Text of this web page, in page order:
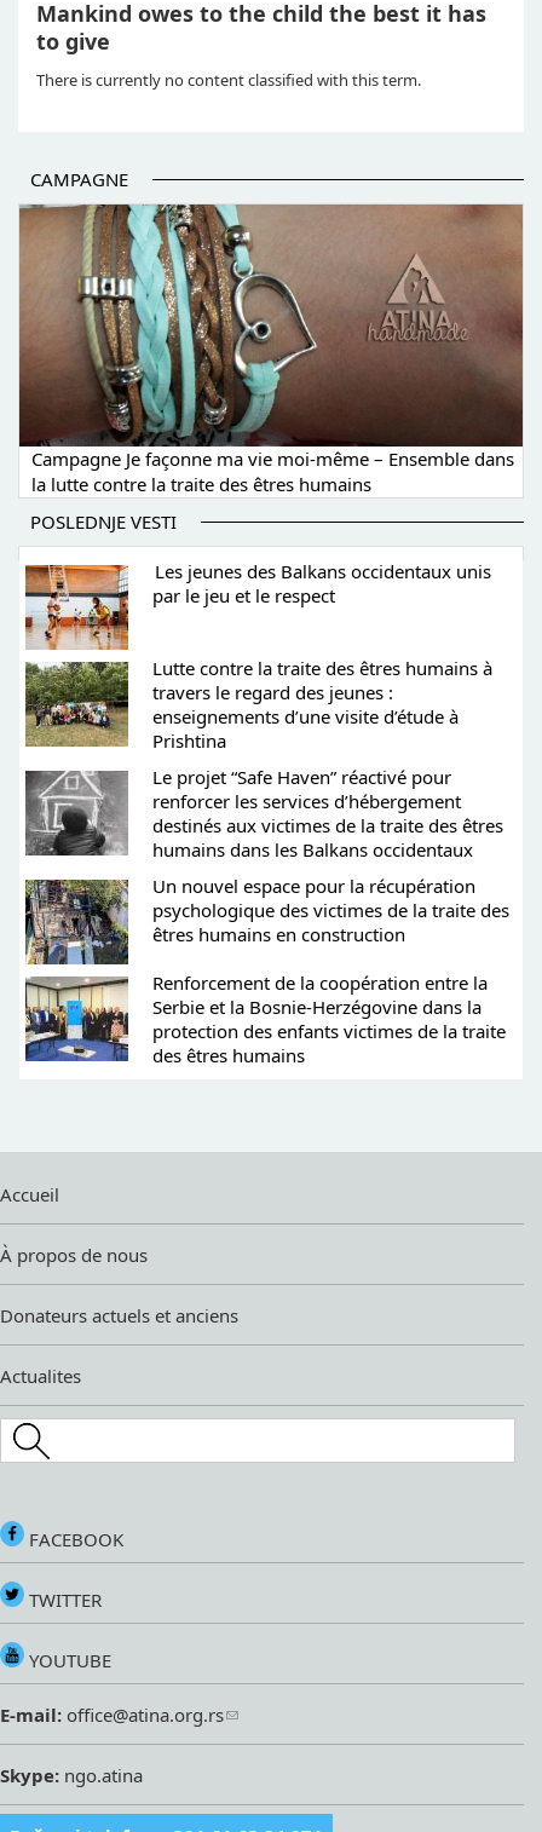
Mankind owes to the child the best it has
to give
There is currently no content classified with this term.
CAMPAGNE
Campagne Je façonne ma vie moi-même – Ensemble dans
la lutte contre la traite des êtres humains
POSLEDNJE VESTI
Les jeunes des Balkans occidentaux unis
par le jeu et le respect
Lutte contre la traite des êtres humains à
travers le regard des jeunes :
enseignements d’une visite d’étude à
Prishtina
Le projet “Safe Haven” réactivé pour
renforcer les services d’hébergement
destinés aux victimes de la traite des êtres
humains dans les Balkans occidentaux
Un nouvel espace pour la récupération
psychologique des victimes de la traite des
êtres humains en construction
Renforcement de la coopération entre la
Serbie et la Bosnie-Herzégovine dans la
protection des enfants victimes de la traite
des êtres humains
Accueil
À propos de nous
Donateurs actuels et anciens
Actualites
Search this site
FACEBOOK
TWITTER
YOUTUBE
E-mail: office@atina.org.rs
Skype: ngo.atina